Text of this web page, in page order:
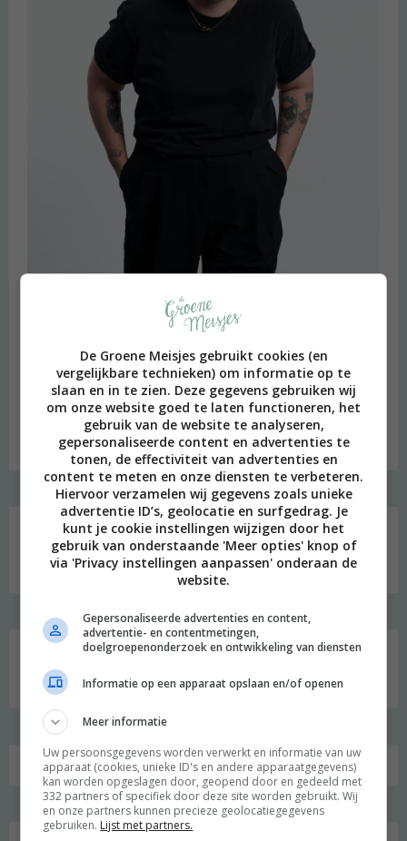
beeld: Ari Versluis
Hi, ik ben Merel! Ik neem je graag mee in mijn persoonlijke
onderzoek naar een duurzame en meer bewuste leefstijl.
Welkom op mijn blog!
Social media
naar:
Favoriet
De Groene Meisjes gebruikt cookies (en
vergelijkbare technieken) om informatie op te
slaan en in te zien. Deze gegevens gebruiken wij
om onze website goed te laten functioneren, het
gebruik van de website te analyseren,
gepersonaliseerde content en advertenties te
tonen, de effectiviteit van advertenties en
content te meten en onze diensten te verbeteren.
Hiervoor verzamelen wij gegevens zoals unieke
advertentie ID’s, geolocatie en surfgedrag. Je
kunt je cookie instellingen wijzigen door het
gebruik van onderstaande 'Meer opties' knop of
via 'Privacy instellingen aanpassen' onderaan de
website.
Gepersonaliseerde advertenties en content,
advertentie- en contentmetingen,
doelgroepenonderzoek en ontwikkeling van diensten
Informatie op een apparaat opslaan en/of openen
Meer informatie
Uw persoonsgegevens worden verwerkt en informatie van uw
apparaat (cookies, unieke ID's en andere apparaatgegevens)
kan worden opgeslagen door, geopend door en gedeeld met
332 partners of specifiek door deze site worden gebruikt. Wij
en onze partners kunnen precieze geolocatiegegevens
gebruiken. Lijst met partners.